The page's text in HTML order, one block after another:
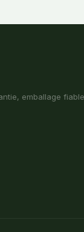
emballage